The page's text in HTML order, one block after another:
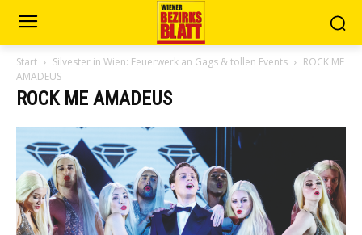
Start Silvester in Wien: Feuerwerk an Gags & tollen Events
ROCK ME
AMADEUS
ROCK ME AMADEUS